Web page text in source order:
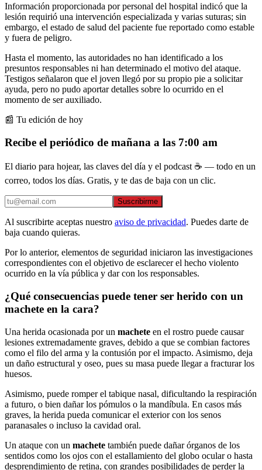
Información proporcionada por personal del hospital indicó que la
lesión requirió una intervención especializada y varias suturas; sin
embargo, el estado de salud del paciente fue reportado como estable
y fuera de peligro.
Hasta el momento, las autoridades no han identificado a los
presuntos responsables ni han determinado el motivo del ataque.
Testigos señalaron que el joven llegó por su propio pie a solicitar
ayuda, pero no pudo aportar detalles sobre lo ocurrido en el
momento de ser auxiliado.
📰 Tu edición de hoy
Recibe el periódico de mañana a las 7:00 am
El diario para hojear, las claves del día y el podcast ☕ — todo en un
correo, todos los días. Gratis, y te das de baja con un clic.
Suscribirme
Al suscribirte aceptas nuestro aviso de privacidad. Puedes darte de
baja cuando quieras.
Por lo anterior, elementos de seguridad iniciaron las investigaciones
correspondientes con el objetivo de esclarecer el hecho violento
ocurrido en la vía pública y dar con los responsables.
¿Qué consecuencias puede tener ser herido con un
machete en la cara?
Una herida ocasionada por un machete en el rostro puede causar
lesiones extremadamente graves, debido a que se combian factores
como el filo del arma y la contusión por el impacto. Asimismo, deja
un daño estructural y oseo, pues su masa puede llegar a fracturar los
huesos.
Asimismo, puede romper el tabique nasal, dificultando la respiración
a futuro, o bien dañar los pómulos o la mandíbula. En casos más
graves, la herida pueda comunicar el exterior con los senos
paranasales o incluso la cavidad oral.
Un ataque con un machete también puede dañar órganos de los
sentidos como los ojos con el estallamiento del globo ocular o hasta
desprendimiento de retina, con grandes posibilidades de perder la